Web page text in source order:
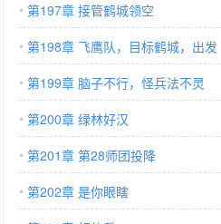
第197章 接管鹤城领空
第198章 飞鹰队，目标鹤城，出发
第199章 脑子不行，怪兵法不灵
第200章 绿林好汉
第201章 第28师团投降
第202章 是你眼瞎